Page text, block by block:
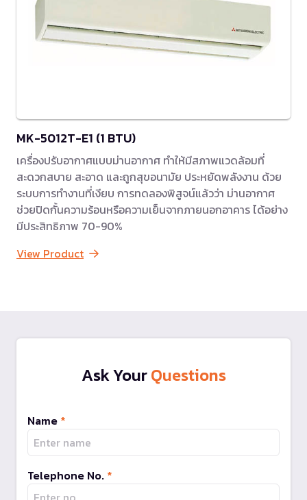
MK-5012T-E1 (1 BTU)
เครื่องปรับอากาศแบบม่านอากาศ ทำให้มีสภาพแวดล้อมที่
สะดวกสบาย สะอาด และถูกสุขอนามัย ประหยัดพลังงาน ด้วย
ระบบการทำงานที่เงียบ การทดลองพิสูจน์แล้วว่า ม่านอากาศ
ช่วยปิดกั้นความร้อนหรือความเย็นจากภายนอกอาคาร ได้อย่าง
มีประสิทธิภาพ 70-90%
View Product
Ask YourQuestions
Name *
Telephone No. *